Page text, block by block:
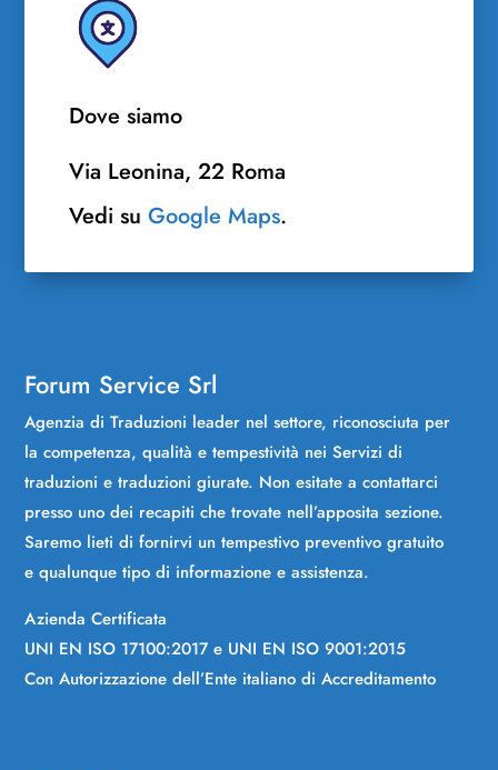
Dove siamo
Via Leonina, 22 Roma
Vedi suGoogle Maps.
Forum Service Srl
Agenzia di Traduzioni leader nel settore, riconosciuta per
la competenza, qualità e tempestività nei Servizi di
traduzioni e traduzioni giurate. Non esitate a contattarci
presso uno dei recapiti che trovate nell’apposita sezione.
Saremo lieti di fornirvi un tempestivo preventivo gratuito
e qualunque tipo di informazione e assistenza.
Azienda Certificata
UNI EN ISO 17100:2017 e UNI EN ISO 9001:2015
Con Autorizzazione dell’Ente italiano di Accreditamento